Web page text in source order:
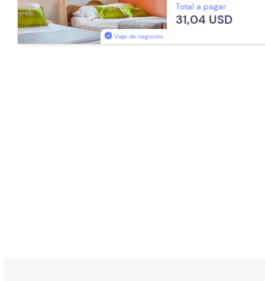
Viaje de negocios
Baño Privado
Parqueadero (Sujeto a
Total a pagar
31,04 USD